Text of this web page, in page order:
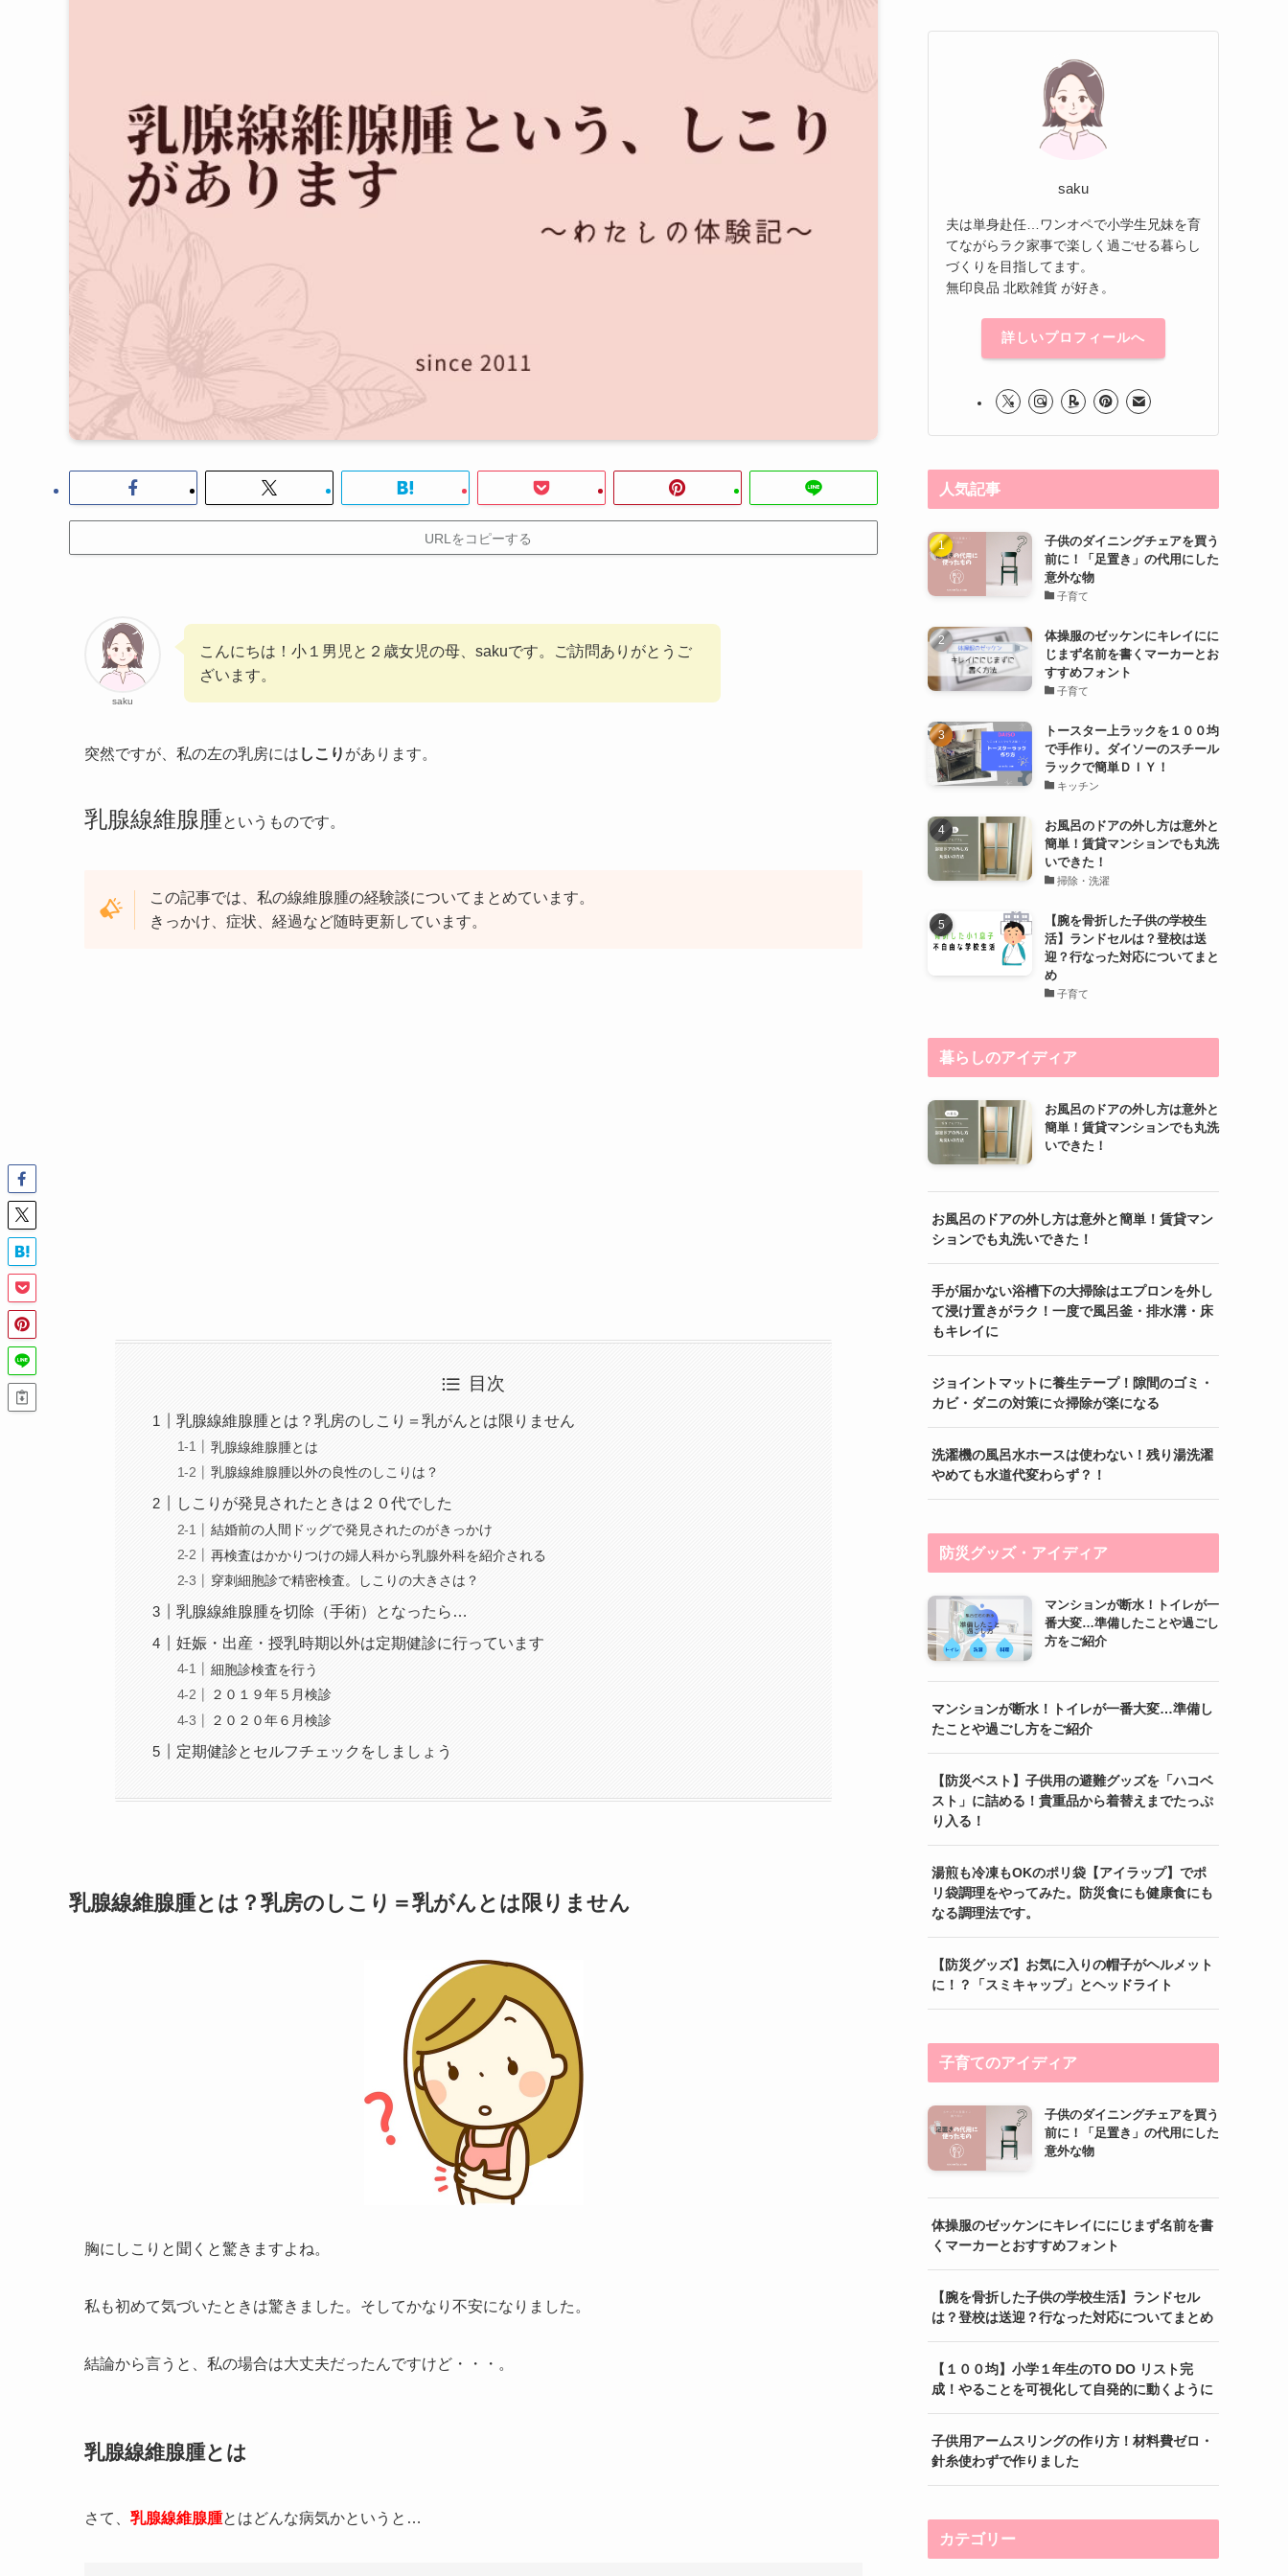
URLをコピーする
saku
こんにちは！小１男児と２歳女児の母、sakuです。ご訪問ありがとうご
ざいます。
突然ですが、私の左の乳房には しこり があります。
乳腺線維腺腫というものです。
この記事では、私の線維腺腫の経験談についてまとめています。
きっかけ、症状、経過など随時更新しています。
目次
乳腺線維腺腫とは？乳房のしこり＝乳がんとは限りません
乳腺線維腺腫とは
乳腺線維腺腫以外の良性のしこりは？
しこりが発見されたときは２０代でした
結婚前の人間ドッグで発見されたのがきっかけ
再検査はかかりつけの婦人科から乳腺外科を紹介される
穿刺細胞診で精密検査。しこりの大きさは？
乳腺線維腺腫を切除（手術）となったら…
妊娠・出産・授乳時期以外は定期健診に行っています
細胞診検査を行う
２０１９年５月検診
２０２０年６月検診
定期健診とセルフチェックをしましょう
乳腺線維腺腫とは？乳房のしこり＝乳がんとは限りません
胸にしこりと聞くと驚きますよね。
私も初めて気づいたときは驚きました。そしてかなり不安になりました。
結論から言うと、私の場合は大丈夫だったんですけど・・・。
乳腺線維腺腫とは
さて、 乳腺線維腺腫とはどんな病気かというと…
saku
夫は単身赴任…ワンオペで小学生兄妹を育
てながらラク家事で楽しく過ごせる暮らし
づくりを目指してます。
無印良品 北欧雑貨 が好き。
詳しいプロフィールへ
人気記事
子供のダイニングチェアを買う
前に！「足置き」の代用にした
意外な物
子育て
体操服のゼッケンにキレイにに
じまず名前を書くマーカーとお
すすめフォント
子育て
トースター上ラックを１００均
で手作り。ダイソーのスチール
ラックで簡単ＤＩＹ！
キッチン
お風呂のドアの外し方は意外と
簡単！賃貸マンションでも丸洗
いできた！
掃除・洗濯
【腕を骨折した子供の学校生
活】ランドセルは？登校は送
迎？行なった対応についてまと
め
子育て
暮らしのアイディア
お風呂のドアの外し方は意外と
簡単！賃貸マンションでも丸洗
いできた！
お風呂のドアの外し方は意外と簡単！賃貸マン
ションでも丸洗いできた！
手が届かない浴槽下の大掃除はエプロンを外し
て浸け置きがラク！一度で風呂釜・排水溝・床
もキレイに
ジョイントマットに養生テープ！隙間のゴミ・
カビ・ダニの対策に☆掃除が楽になる
洗濯機の風呂水ホースは使わない！残り湯洗濯
やめても水道代変わらず？！
防災グッズ・アイディア
マンションが断水！トイレが一
番大変…準備したことや過ごし
方をご紹介
マンションが断水！トイレが一番大変…準備し
たことや過ごし方をご紹介
【防災ベスト】子供用の避難グッズを「ハコベ
スト」に詰める！貴重品から着替えまでたっぷ
り入る！
湯煎も冷凍もOKのポリ袋【アイラップ】でポ
リ袋調理をやってみた。防災食にも健康食にも
なる調理法です。
【防災グッズ】お気に入りの帽子がヘルメット
に！？「スミキャップ」とヘッドライト
子育てのアイディア
子供のダイニングチェアを買う
前に！「足置き」の代用にした
意外な物
体操服のゼッケンにキレイににじまず名前を書
くマーカーとおすすめフォント
【腕を骨折した子供の学校生活】ランドセル
は？登校は送迎？行なった対応についてまとめ
【１００均】小学１年生のTO DO リスト完
成！やることを可視化して自発的に動くように
子供用アームスリングの作り方！材料費ゼロ・
針糸使わずで作りました
カテゴリー